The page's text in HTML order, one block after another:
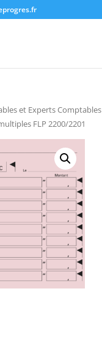
et Experts Comptables
FLP 2200/2201